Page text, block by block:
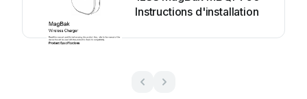
Instructions d'installation